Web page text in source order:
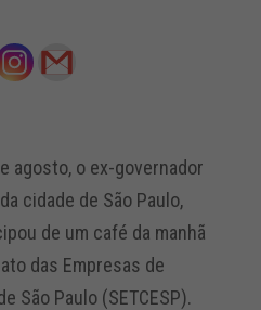
agosto, o ex-governador
cidade de São Paulo,
de um café da manhã
das Empresas de
São Paulo (SETCESP).